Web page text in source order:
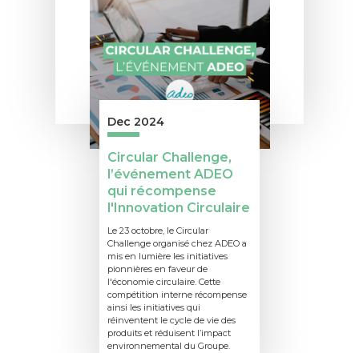
Dec 2024
Circular Challenge,
l’événement ADEO
qui récompense
l'Innovation Circulaire
Le 23 octobre, le Circular
Challenge organisé chez ADEO a
mis en lumière les initiatives
pionnières en faveur de
l'économie circulaire. Cette
compétition interne récompense
ainsi les initiatives qui
réinventent le cycle de vie des
produits et réduisent l’impact
environnemental du Groupe.